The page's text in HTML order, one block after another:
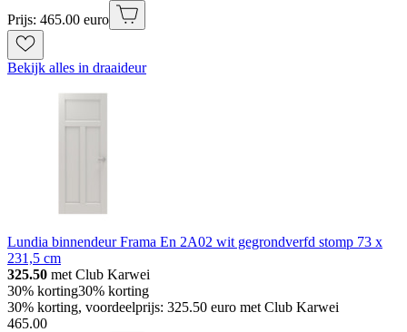
Prijs: 465.00 euro
Bekijk alles in draaideur
Lundia binnendeur Frama En 2A02 wit gegrondverfd stomp 73 x
231,5 cm
325.50 met Club Karwei
30% korting30% korting
30% korting, voordeelprijs: 325.50 euro met Club Karwei
465.00